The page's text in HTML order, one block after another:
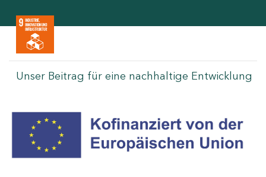
Unser Beitrag für eine nachhaltige Entwicklung